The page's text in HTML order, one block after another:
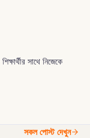
সাথে নিজেকে
সকল পোস্ট দেখুন